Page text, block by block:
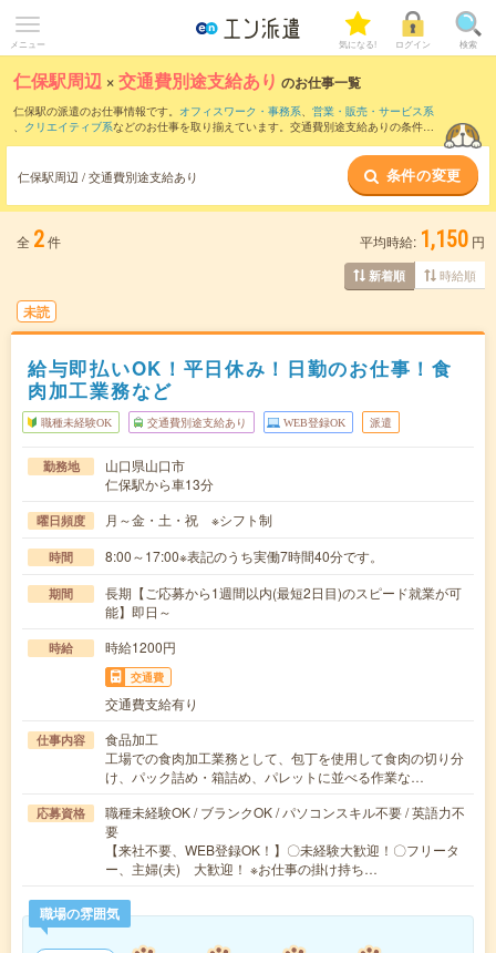
メニュー 気になる! ログイン 検索
仁保駅周辺 ×交通費別途支給あり のお仕事一覧
仁保駅の派遣のお仕事情報です。 オフィスワーク・事務系、 営業・販売・サービス系
、 クリエイティブ系などのお仕事を取り揃えています。交通費別途支給ありの条件の
仁保駅周辺 / 交通費別途支給あり 条件の変更
全 2件 平均時給: 1,150 円
新着順 時給順
未読
給与即払いOK！平日休み！日勤のお仕事！食
肉加工業務など
職種未経験OK 交通費別途支給あり WEB登録OK 派遣
勤務地
山口県山口市
仁保駅から車13分
曜日頻度 月～金・土・祝 ※シフト制
時間 8:00～17:00※表記のうち実働7時間40分です。
期間
長期【ご応募から1週間以内(最短2日目)のスピード就業が可
能】即日～
時給 時給1200円
交通費
交通費支給有り
仕事内容
食品加工
工場での食肉加工業務として、包丁を使用して食肉の切り分
け、パック詰め・箱詰め、パレットに並べる作業な…
応募資格
職種未経験OK / ブランクOK / パソコンスキル不要 / 英語力不
要
【来社不要、WEB登録OK！】〇未経験大歓迎！〇フリータ
ー、主婦(夫) 大歓迎！ ※お仕事の掛け持ち…
職場の雰囲気